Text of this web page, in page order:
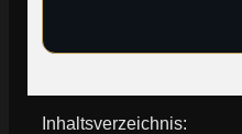
Inhaltsverzeichnis: